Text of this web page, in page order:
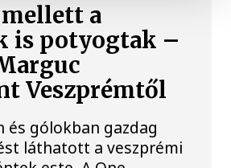
a
is potyogtak –
Veszprémtől
és gólokban gazdag
láthatott a veszprémi